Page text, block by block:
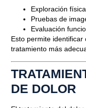
Exploración física
Pruebas de
Evaluación
Esto permite
tratamiento más
DE DOLOR